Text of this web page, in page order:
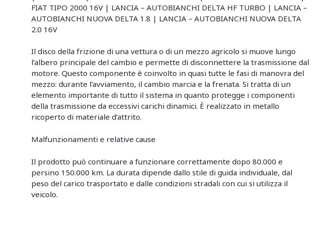
FIAT TIPO 2000 16V | LANCIA – AUTOBIANCHI DELTA HF TURBO | LANCIA –
AUTOBIANCHI NUOVA DELTA 1.8 | LANCIA – AUTOBIANCHI NUOVA DELTA
2.0 16V
Il disco della frizione di una vettura o di un mezzo agricolo si muove lungo
l’albero principale del cambio e permette di disconnettere la trasmissione dal
motore. Questo componente è coinvolto in quasi tutte le fasi di manovra del
mezzo: durante l’avviamento, il cambio marcia e la frenata. Si tratta di un
elemento importante di tutto il sistema in quanto protegge i componenti
della trasmissione da eccessivi carichi dinamici. È realizzato in metallo
ricoperto di materiale d’attrito.
Malfunzionamenti e relative cause
Il prodotto può continuare a funzionare correttamente dopo 80.000 e
persino 150.000 km. La durata dipende dallo stile di guida individuale, dal
peso del carico trasportato e dalle condizioni stradali con cui si utilizza il
veicolo.